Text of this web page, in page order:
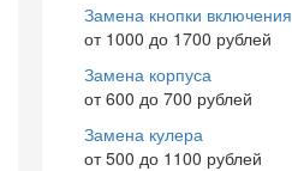
Замена кнопки включения
от 1000 до 1700 рублей
Замена корпуса
от 600 до 700 рублей
Замена кулера
от 500 до 1100 рублей